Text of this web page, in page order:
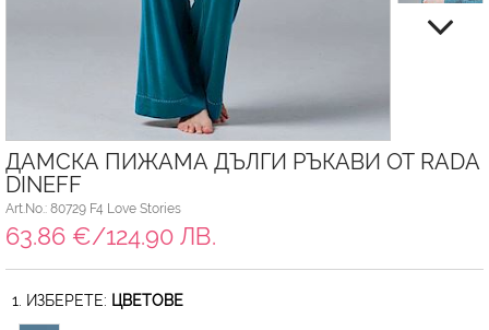
ДАМСКА ПИЖАМА ДЪЛГИ РЪКАВИ ОТ RADA
DINEFF
Art.No.: 80729 F4 Love Stories
63.86 €/124.90 ЛВ.
1. ИЗБЕРЕТЕ: ЦВЕТОВЕ